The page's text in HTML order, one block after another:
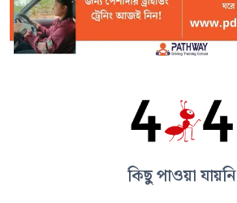
কিছু পাওয়া যায়নি